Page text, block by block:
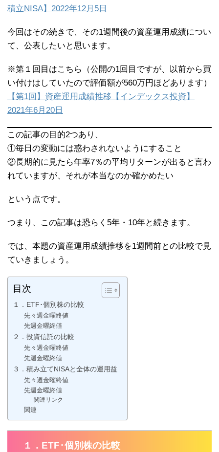
積立NISA】2022年12月5日
今回はその続きで、その1週間後の資産運用成績につい
て、公表したいと思います。
※第１回目はこちら（公開の1回目ですが、以前から買
い付けはしていたので評価額が560万円ほどあります）
【第1回】資産運用成績推移【インデックス投資】
2021年6月20日
この記事の目的2つあり、
①毎日の変動には惑わされないようにすること
②長期的に見たら年率7％の平均リターンが出ると言わ
れていますが、それが本当なのか確かめたい
という点です。
つまり、この記事は恐らく5年・10年と続きます。
では、本題の資産運用成績推移を1週間前との比較で見
ていきましょう。
目次
１．ETF･個別株の比較
先々週金曜終値
先週金曜終値
２．投資信託の比較
先々週金曜終値
先週金曜終値
３．積み立てNISAと全体の運用益
先々週金曜終値
先週金曜終値
関連リンク
関連
１．ETF･個別株の比較